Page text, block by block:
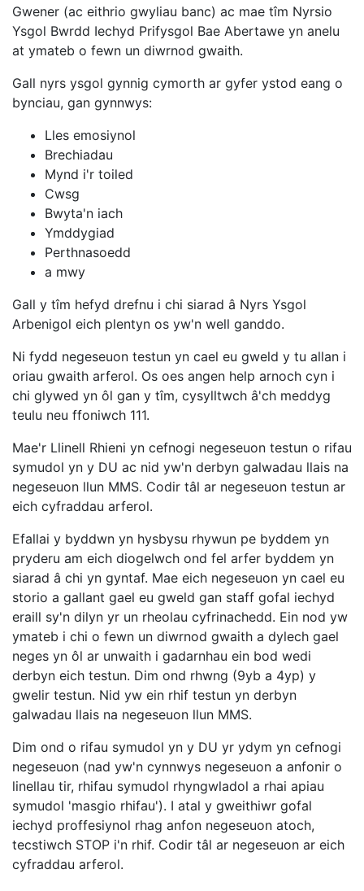
Gwener (ac eithrio gwyliau banc) ac mae tîm Nyrsio
Ysgol Bwrdd Iechyd Prifysgol Bae Abertawe yn anelu
at ymateb o fewn un diwrnod gwaith.
Gall nyrs ysgol gynnig cymorth ar gyfer ystod eang o
bynciau, gan gynnwys:
Lles emosiynol
Brechiadau
Mynd i'r toiled
Cwsg
Bwyta'n iach
Ymddygiad
Perthnasoedd
a mwy
Gall y tîm hefyd drefnu i chi siarad â Nyrs Ysgol
Arbenigol eich plentyn os yw'n well ganddo.
Ni fydd negeseuon testun yn cael eu gweld y tu allan i
oriau gwaith arferol. Os oes angen help arnoch cyn i
chi glywed yn ôl gan y tîm, cysylltwch â'ch meddyg
teulu neu ffoniwch 111.
Mae'r Llinell Rhieni yn cefnogi negeseuon testun o rifau
symudol yn y DU ac nid yw'n derbyn galwadau llais na
negeseuon llun MMS. Codir tâl ar negeseuon testun ar
eich cyfraddau arferol.
Efallai y byddwn yn hysbysu rhywun pe byddem yn
pryderu am eich diogelwch ond fel arfer byddem yn
siarad â chi yn gyntaf. Mae eich negeseuon yn cael eu
storio a gallant gael eu gweld gan staff gofal iechyd
eraill sy'n dilyn yr un rheolau cyfrinachedd. Ein nod yw
ymateb i chi o fewn un diwrnod gwaith a dylech gael
neges yn ôl ar unwaith i gadarnhau ein bod wedi
derbyn eich testun. Dim ond rhwng (9yb a 4yp) y
gwelir testun. Nid yw ein rhif testun yn derbyn
galwadau llais na negeseuon llun MMS.
Dim ond o rifau symudol yn y DU yr ydym yn cefnogi
negeseuon (nad yw'n cynnwys negeseuon a anfonir o
linellau tir, rhifau symudol rhyngwladol a rhai apiau
symudol 'masgio rhifau'). I atal y gweithiwr gofal
iechyd proffesiynol rhag anfon negeseuon atoch,
tecstiwch STOP i'n rhif. Codir tâl ar negeseuon ar eich
cyfraddau arferol.